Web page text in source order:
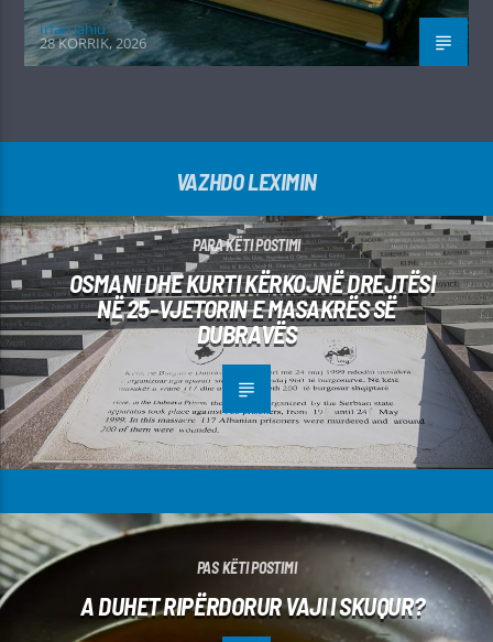
Irfan Jahiu
28 KORRIK, 2026
VAZHDO LEXIMIN
PARA KËTI POSTIMI
OSMANI DHE KURTI KËRKOJNË DREJTËSI
NË 25-VJETORIN E MASAKRËS SË
DUBRAVËS
PAS KËTI POSTIMI
A DUHET RIPËRDORUR VAJI I SKUQUR?